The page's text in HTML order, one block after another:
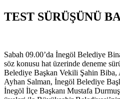
TEST SÜRÜŞÜNÜ
Sabah 09.00’da İnegöl Belediye
söz konusu hat üzerinde deneme
Belediye Başkan Vekili Şahin
Ayhan Salman, İnegöl Belediye
İnegöl İlçe Başkanı Mustafa